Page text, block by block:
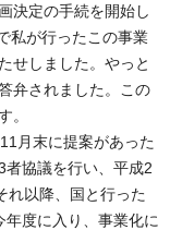
決定の手続を開始し
私が行ったこの事業
せしました。やっと
弁されました。この
。
月末に提案があった
協議を行い、平成2
れ以降、国と行った
度に入り、事業化に